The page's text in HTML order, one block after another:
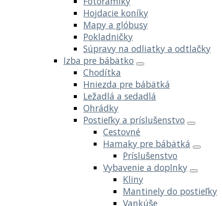
Hojdacie koníky
Mapy a glóbusy
Pokladničky
Súpravy na odliatky a odtlačky
Izba pre bábätko
Chodítka
Hniezda pre bábätká
Ležadlá a sedadlá
Ohrádky
Postieľky a príslušenstvo
Cestovné
Hamaky pre bábätká
Príslušenstvo
Vybavenie a doplnky
Kliny
Mantinely do postieľky
Vankúše